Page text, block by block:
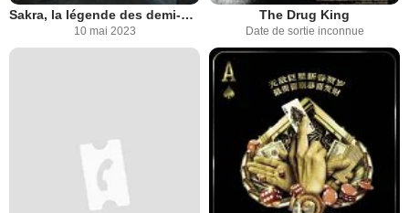
Sakra, la légende des demi-dieux
10 mai 2023
The Drug King
Date de sortie inconnue